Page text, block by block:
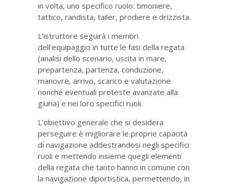
in volta, uno specifico ruolo: timoniere,
tattico, randista, tailer, prodiere e drizzista.
L’istruttore seguirà i membri
dell’equipaggio in tutte le fasi della regata
(analisi dello scenario, uscita in mare,
prepartenza, partenza, conduzione,
manovre, arrivo, scarico e valutazione
nonché eventuali proteste avanzate alla
giuria) e nei loro specifici ruoli.
L’obiettivo generale che si desidera
perseguire è migliorare le proprie capacità
di navigazione addestrandosi negli specifici
ruoli e mettendo insieme quegli elementi
della regata che tanto hanno in comune con
la navigazione diportistica, permettendo, in